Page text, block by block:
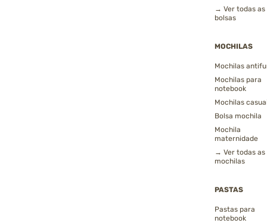
→ Ver todas as
bolsas
MOCHILAS
Mochilas
Mochilas para
notebook
Mochilas
Bolsa mochila
Mochila
maternidade
→ Ver todas as
mochilas
PASTAS
Pastas para
notebook